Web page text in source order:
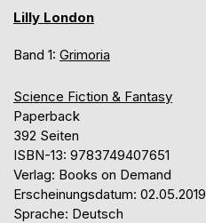
Lilly London
Band 1: Grimoria
Science Fiction & Fantasy
Paperback
392 Seiten
ISBN-13: 9783749407651
Verlag: Books on Demand
Erscheinungsdatum: 02.05.2019
Sprache: Deutsch